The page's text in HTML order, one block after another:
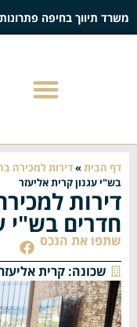
משרד תיווך בחיפה
דף הבית»דירות למכירה
בש"י עגנון קרית אליעזר
חדרים בש"י
שתפו את הנכס
שכונה: קרית